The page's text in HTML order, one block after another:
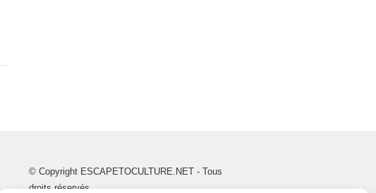
© Copyright ESCAPETOCULTURE.NET - Tous
droits réservés.